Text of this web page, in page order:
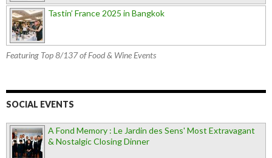
Tastin’ France 2025 in Bangkok
Featuring Top 8/137 of Food & Wine Events
SOCIAL EVENTS
A Fond Memory : Le Jardin des Sens' Most Extravagant
& Nostalgic Closing Dinner